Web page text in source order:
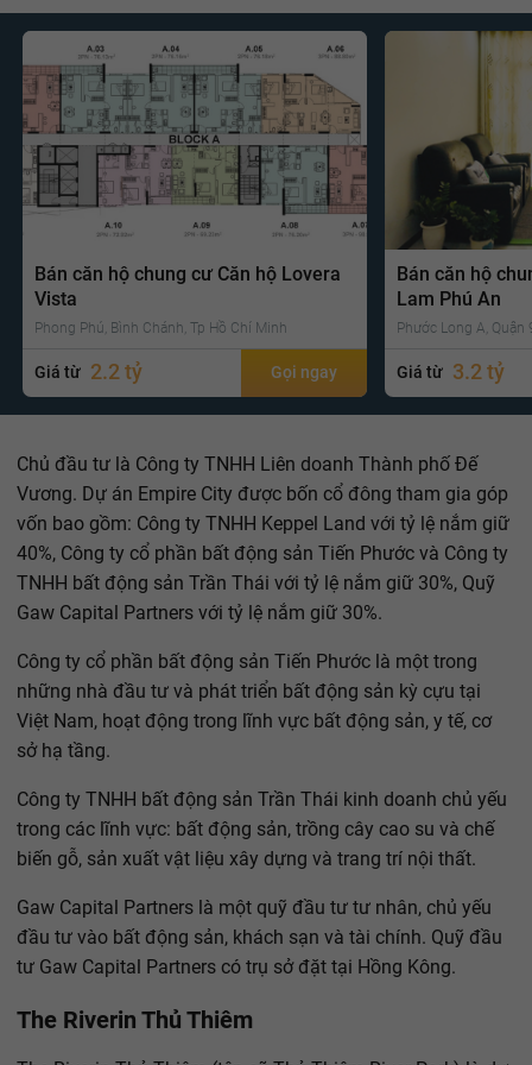
Bán căn hộ chung cư Căn hộ Lovera
Vista
Phong Phú, Bình Chánh, Tp Hồ Chí Minh
Giá từ 2.2 tỷ Gọi ngay
Bán căn hộ
Lam Phú An
Phước Long A, Quận
Giá từ 3.2 tỷ
Chủ đầu tư là Công ty TNHH Liên doanh Thành phố Đế
Vương. Dự án Empire City được bốn cổ đông tham gia góp
vốn bao gồm: Công ty TNHH Keppel Land với tỷ lệ nắm giữ
40%, Công ty cổ phần bất động sản Tiến Phước và Công ty
TNHH bất động sản Trần Thái với tỷ lệ nắm giữ 30%, Quỹ
Gaw Capital Partners với tỷ lệ nắm giữ 30%.
Công ty cổ phần bất động sản Tiến Phước là một trong
những nhà đầu tư và phát triển bất động sản kỳ cựu tại
Việt Nam, hoạt động trong lĩnh vực bất động sản, y tế, cơ
sở hạ tầng.
Công ty TNHH bất động sản Trần Thái kinh doanh chủ yếu
trong các lĩnh vực: bất động sản, trồng cây cao su và chế
biến gỗ, sản xuất vật liệu xây dựng và trang trí nội thất.
Gaw Capital Partners là một quỹ đầu tư tư nhân, chủ yếu
đầu tư vào bất động sản, khách sạn và tài chính. Quỹ đầu
tư Gaw Capital Partners có trụ sở đặt tại Hồng Kông.
The Riverin Thủ Thiêm